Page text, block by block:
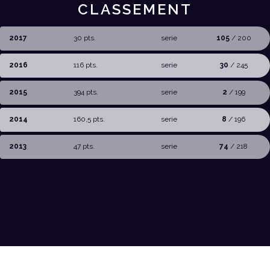
CLASSEMENT
2017 30 pts. serie 105/ 200
2016 116 pts. serie 30 / 245
2015 394 pts. serie 2 / 199
2014 160,5 pts. serie 8 / 196
2013 47 pts. serie 74 / 218